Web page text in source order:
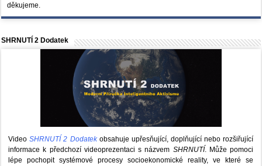
děkujeme.
SHRNUTÍ 2 Dodatek
VideoSHRNUTÍ 2 Dodatekobsahuje upřesňující, doplňující nebo rozšiřující
informace k předchozí videoprezentaci s názvem SHRNUTÍ. Může pomoci
lépe pochopit systémové procesy socioekonomické reality, ve které se